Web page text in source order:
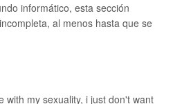
informático, esta sección
al menos hasta que se
with my sexuality, i just don't want